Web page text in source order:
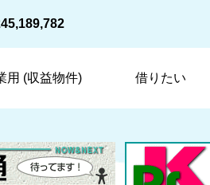
用 (収益物件) 借りたい